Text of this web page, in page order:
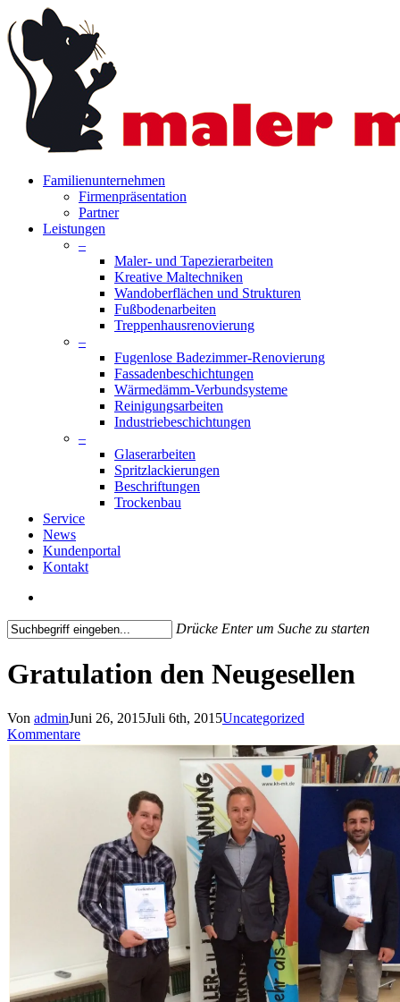
to
main
content
search
Menu
Familienunternehmen
Firmenpräsentation
Partner
Leistungen
–
Maler- und Tapezierarbeiten
Kreative Maltechniken
Wandoberflächen und Strukturen
Fußbodenarbeiten
Treppenhausrenovierung
–
Fugenlose Badezimmer-Renovierung
Fassadenbeschichtungen
Wärmedämm-Verbundsysteme
Reinigungsarbeiten
Industriebeschichtungen
–
Glaserarbeiten
Spritzlackierungen
Beschriftungen
Trockenbau
Service
News
Kundenportal
Kontakt
Drücke Enter um Suche zu starten
Search
Gratulation den Neugesellen
Von adminJuni 26, 2015Juli 6th, 2015Uncategorized
Kommentare